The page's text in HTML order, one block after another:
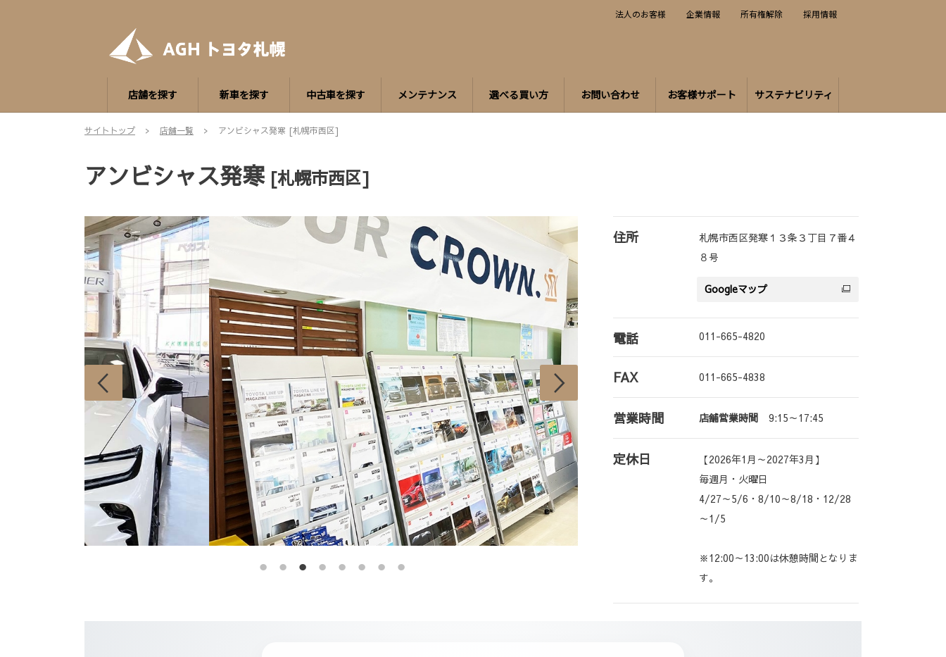
店舗を探す 新車を探す 中古車を探す メンテナンス 選べる買い方 お問い合わせ お客様サポート サステナビリティ
法人のお客様 企業情報 所有権解除 採用情報
サイトトップ 店舗一覧 アンビシャス発寒 [札幌市西区]
アンビシャス発寒 [札幌市西区]
住所
札幌市西区発寒１３条３丁目７番４
８号
Googleマップ
電話 011-665-4820
FAX 011-665-4838
営業時間 店舗営業時間 9:15～17:45
定休日
【2026年1月～2027年3月】
毎週月・火曜日
4/27～5/6・8/10～8/18・12/28
～1/5
※12:00～13:00は休憩時間となりま
す。